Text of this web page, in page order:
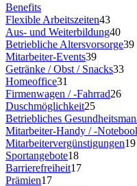
Benefits
Flexible Arbeitszeiten43
Aus- und Weiterbildung40
Betriebliche Altersvorsorge39
Mitarbeiter-Events39
Getränke / Obst / Snacks33
Homeoffice31
Firmenwagen / -Fahrrad26
Duschmöglichkeit25
Betriebliches
Mitarbeiter-Handy / -
Mitarbeitervergünstigungen19
Sportangebote18
Barrierefreiheit17
Prämien17